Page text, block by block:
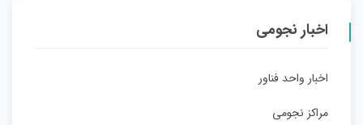
اخبار نجومی
اخبار واحد فناور
مراکز نجومی